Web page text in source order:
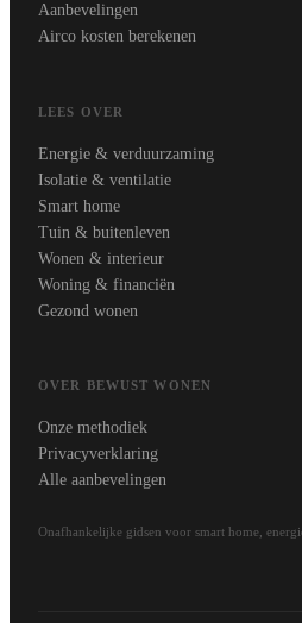
Aanbevelingen
Airco kosten berekenen
LEES OVER
Energie & verduurzaming
Isolatie & ventilatie
Smart home
Tuin & buitenleven
Wonen & interieur
Woning & financiën
Gezond wonen
OVER BEWUST WONEN
Onze methodiek
Privacyverklaring
Alle aanbevelingen
Onafhankelijke gidsen voor smart home,